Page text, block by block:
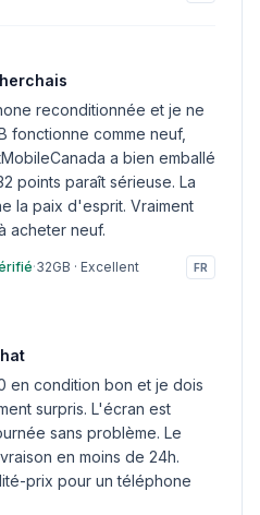
reconditionnée et je ne
fonctionne comme neuf,
a bien emballé
points paraît sérieuse. La
la paix d'esprit. Vraiment
acheter neuf.
·32GB · Excellent FR
en condition bon et je dois
surpris. L'écran est
sans problème. Le
en moins de 24h.
prix pour un téléphone